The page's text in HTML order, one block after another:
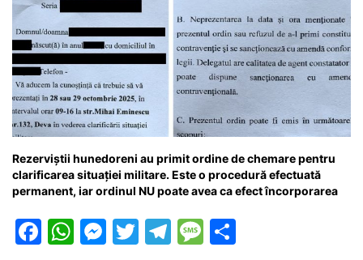
Rezerviștii hunedoreni au primit ordine de chemare pentru
clarificarea situației militare. Este o procedură efectuată
permanent, iar ordinul NU poate avea ca efect încorporarea
F
W M T
T
M